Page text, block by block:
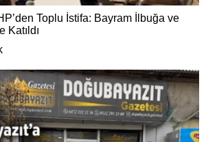
Toplu İstifa: Bayram İlbuğa ve
Katıldı